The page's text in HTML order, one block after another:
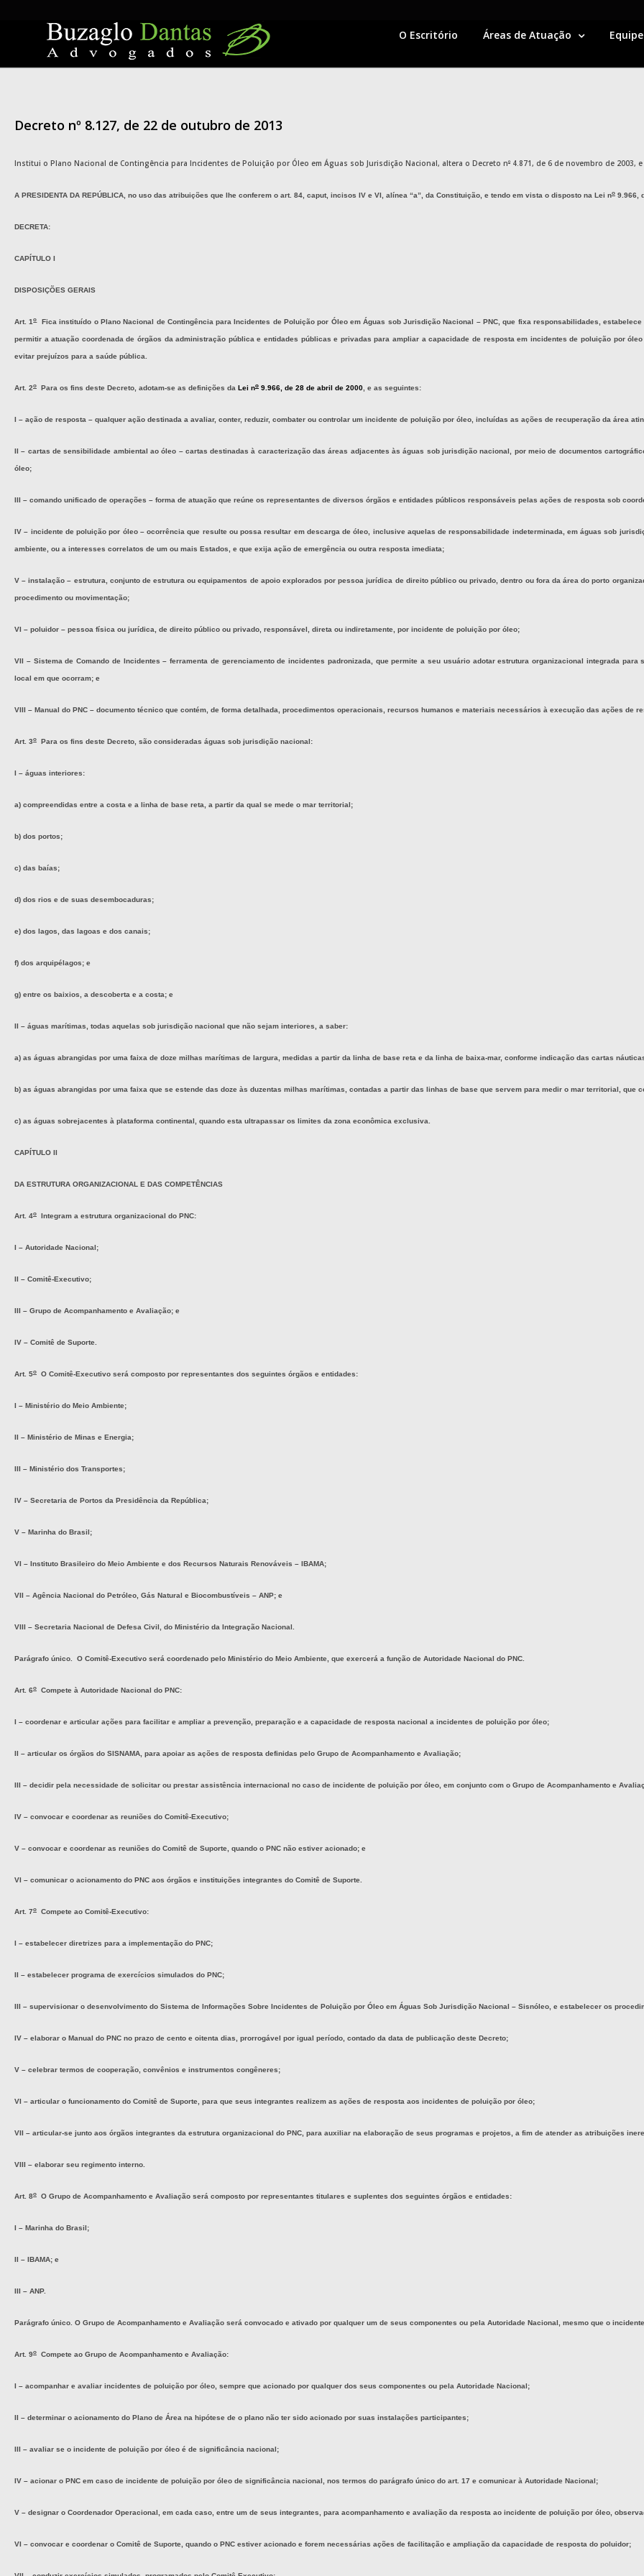
O Escritório Áreas de Atuação Equipe
Decreto nº 8.127, de 22 de outubro de 2013
Institui o Plano Nacional de Contingência para Incidentes de Poluição por Óleo em Águas sob Jurisdição Nacional, altera o Decreto nº 4.871, de 6 de novembro de 2003,
A PRESIDENTA DA REPÚBLICA , no uso das atribuições que lhe conferem o art. 84, caput , incisos IV e VI, alínea “a”, da Constituição, e tendo em vista o disposto na Lei no 9.966,
DECRETA:
CAPÍTULO I
DISPOSIÇÕES GERAIS
Art. 1oFica instituído o Plano Nacional de Contingência para Incidentes de Poluição por Óleo em Águas sob Jurisdição Nacional – PNC, que fixa responsabilidades,
permitir a atuação coordenada de órgãos da administração pública e entidades públicas e privadas para ampliar a capacidade de resposta em incidentes de poluição por
evitar prejuízos para a saúde pública.
Art. 2o Para os fins deste Decreto, adotam-se as definições da Lei no 9.966, de 28 de abril de 2000 , e as seguintes:
I – ação de resposta – qualquer ação destinada a avaliar, conter, reduzir, combater ou controlar um incidente de poluição por óleo, incluídas as ações de recuperação da área
II – cartas de sensibilidade ambiental ao óleo – cartas destinadas à caracterização das áreas adjacentes às águas sob jurisdição nacional, por meio de documentos
óleo;
III – comando unificado de operações – forma de atuação que reúne os representantes de diversos órgãos e entidades públicos responsáveis pelas ações de resposta sob
IV – incidente de poluição por óleo – ocorrência que resulte ou possa resultar em descarga de óleo, inclusive aquelas de responsabilidade indeterminada, em águas sob
ambiente, ou a interesses correlatos de um ou mais Estados, e que exija ação de emergência ou outra resposta imediata;
V – instalação – estrutura, conjunto de estrutura ou equipamentos de apoio explorados por pessoa jurídica de direito público ou privado, dentro ou fora da área do porto
procedimento ou movimentação;
VI – poluidor – pessoa física ou jurídica, de direito público ou privado, responsável, direta ou indiretamente, por incidente de poluição por óleo;
VII – Sistema de Comando de Incidentes – ferramenta de gerenciamento de incidentes padronizada, que permite a seu usuário adotar estrutura organizacional integrada
local em que ocorram; e
VIII – Manual do PNC – documento técnico que contém, de forma detalhada, procedimentos operacionais, recursos humanos e materiais necessários à execução das ações de
Art. 3o Para os fins deste Decreto, são consideradas águas sob jurisdição nacional:
I – águas interiores:
a) compreendidas entre a costa e a linha de base reta, a partir da qual se mede o mar territorial;
b) dos portos;
c) das baías;
d) dos rios e de suas desembocaduras;
e) dos lagos, das lagoas e dos canais;
f) dos arquipélagos; e
g) entre os baixios, a descoberta e a costa; e
II – águas marítimas, todas aquelas sob jurisdição nacional que não sejam interiores, a saber:
a) as águas abrangidas por uma faixa de doze milhas marítimas de largura, medidas a partir da linha de base reta e da linha de baixa-mar, conforme indicação das cartas
b) as águas abrangidas por uma faixa que se estende das doze às duzentas milhas marítimas, contadas a partir das linhas de base que servem para medir o mar territorial, que
c) as águas sobrejacentes à plataforma continental, quando esta ultrapassar os limites da zona econômica exclusiva.
CAPÍTULO II
DA ESTRUTURA ORGANIZACIONAL E DAS COMPETÊNCIAS
Art. 4o Integram a estrutura organizacional do PNC:
I – Autoridade Nacional;
II – Comitê-Executivo;
III – Grupo de Acompanhamento e Avaliação; e
IV – Comitê de Suporte.
Art. 5o O Comitê-Executivo será composto por representantes dos seguintes órgãos e entidades:
I – Ministério do Meio Ambiente;
II – Ministério de Minas e Energia;
III – Ministério dos Transportes;
IV – Secretaria de Portos da Presidência da República;
V – Marinha do Brasil;
VI – Instituto Brasileiro do Meio Ambiente e dos Recursos Naturais Renováveis – IBAMA;
VII – Agência Nacional do Petróleo, Gás Natural e Biocombustíveis – ANP; e
VIII – Secretaria Nacional de Defesa Civil, do Ministério da Integração Nacional.
Parágrafo único. O Comitê-Executivo será coordenado pelo Ministério do Meio Ambiente, que exercerá a função de Autoridade Nacional do PNC.
Art. 6o Compete à Autoridade Nacional do PNC:
I – coordenar e articular ações para facilitar e ampliar a prevenção, preparação e a capacidade de resposta nacional a incidentes de poluição por óleo;
II – articular os órgãos do SISNAMA, para apoiar as ações de resposta definidas pelo Grupo de Acompanhamento e Avaliação;
III – decidir pela necessidade de solicitar ou prestar assistência internacional no caso de incidente de poluição por óleo, em conjunto com o Grupo de Acompanhamento e
IV – convocar e coordenar as reuniões do Comitê-Executivo;
V – convocar e coordenar as reuniões do Comitê de Suporte, quando o PNC não estiver acionado; e
VI – comunicar o acionamento do PNC aos órgãos e instituições integrantes do Comitê de Suporte.
Art. 7o Compete ao Comitê-Executivo:
I – estabelecer diretrizes para a implementação do PNC;
II – estabelecer programa de exercícios simulados do PNC;
III – supervisionar o desenvolvimento do Sistema de Informações Sobre Incidentes de Poluição por Óleo em Águas Sob Jurisdição Nacional – Sisnóleo, e estabelecer os
IV – elaborar o Manual do PNC no prazo de cento e oitenta dias, prorrogável por igual período, contado da data de publicação deste Decreto;
V – celebrar termos de cooperação, convênios e instrumentos congêneres;
VI – articular o funcionamento do Comitê de Suporte, para que seus integrantes realizem as ações de resposta aos incidentes de poluição por óleo;
VII – articular-se junto aos órgãos integrantes da estrutura organizacional do PNC, para auxiliar na elaboração de seus programas e projetos, a fim de atender as atribuições
VIII – elaborar seu regimento interno.
Art. 8o O Grupo de Acompanhamento e Avaliação será composto por representantes titulares e suplentes dos seguintes órgãos e entidades:
I – Marinha do Brasil;
II – IBAMA; e
III – ANP.
Parágrafo único. O Grupo de Acompanhamento e Avaliação será convocado e ativado por qualquer um de seus componentes ou pela Autoridade Nacional, mesmo que o
Art. 9o Compete ao Grupo de Acompanhamento e Avaliação:
I – acompanhar e avaliar incidentes de poluição por óleo, sempre que acionado por qualquer dos seus componentes ou pela Autoridade Nacional;
II – determinar o acionamento do Plano de Área na hipótese de o plano não ter sido acionado por suas instalações participantes;
III – avaliar se o incidente de poluição por óleo é de significância nacional;
IV – acionar o PNC em caso de incidente de poluição por óleo de significância nacional, nos termos do parágrafo único do art. 17 e comunicar à Autoridade Nacional;
V – designar o Coordenador Operacional, em cada caso, entre um de seus integrantes, para acompanhamento e avaliação da resposta ao incidente de poluição por óleo,
VI – convocar e coordenar o Comitê de Suporte, quando o PNC estiver acionado e forem necessárias ações de facilitação e ampliação da capacidade de resposta do poluidor;